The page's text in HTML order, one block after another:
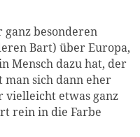
besonderen
Bart) über Europa,
Mensch dazu hat, der
man sich dann eher
vielleicht etwas ganz
rein in die Farbe